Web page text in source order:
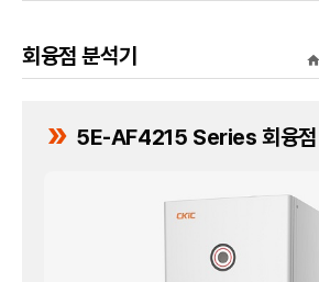
회융점 분석기 home
double_arrow 5E-AF4215 Series 회융점